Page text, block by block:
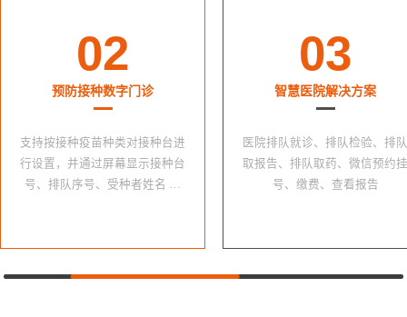
02
预防接种数字门诊
支持按接种疫苗种类对接种台进
行设置，并通过屏幕显示接种台
号、排队序号、受种者姓名 …
03
智慧医院解决方案
医院排队就诊、排队检验、排队
取报告、排队取药、微信预约挂
号、缴费、查看报告